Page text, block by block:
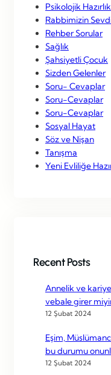
Psikolojik Hazırlık
Rabbimizin
Rehber Sorular
Sağlık
Şahsiyetli Çocuk
Sizden Gelenler
Soru- Cevaplar
Soru-Cevaplar
Soru-Cevaplar
Sosyal Hayat
Söz ve Nişan
Tanışma
Yeni Evliliğe
Recent Posts
Annelik ve
vebale girer
12 Şubat 2024
Eşim,
bu durumu
12 Şubat 2024